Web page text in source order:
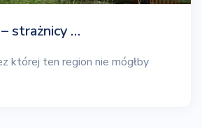
strażnicy …
której ten region nie mógłby